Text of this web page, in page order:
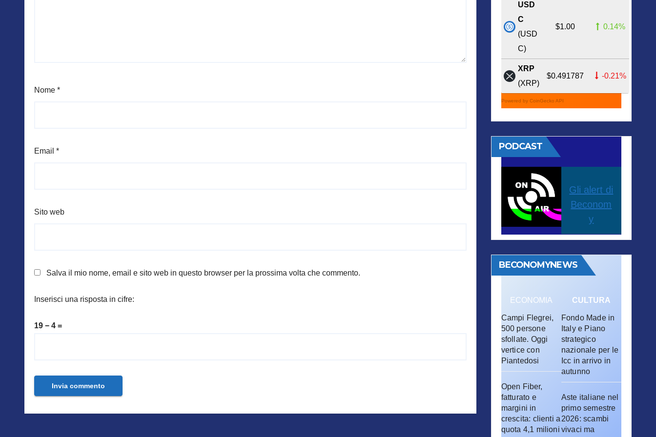
Nome *
Email *
Sito web
Salva il mio nome, email e sito web in questo browser per la prossima volta che commento.
Inserisci una risposta in cifre:
19 − 4 =
USD
C
(USD
C)
$1.00 0.14%
XRP
(XRP)
$0.491787 -0.21%
Powered by CoinGecko API
PODCAST
Gli alert di
Beconom
y
BECONOMYNEWS
ECONOMIA
Campi Flegrei,
500 persone
sfollate. Oggi
vertice con
Piantedosi
Open Fiber,
fatturato e
margini in
crescita: clienti a
quota 4,1 milioni
CULTURA
Fondo Made in
Italy e Piano
strategico
nazionale per le
Icc in arrivo in
autunno
Aste italiane nel
primo semestre
2026: scambi
vivaci ma